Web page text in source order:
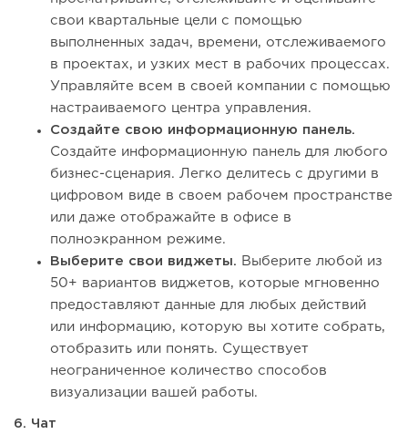
свои квартальные цели с помощью
выполненных задач, времени, отслеживаемого
в проектах, и узких мест в рабочих процессах.
Управляйте всем в своей компании с помощью
настраиваемого центра управления.
Создайте свою информационную панель.
Создайте информационную панель для любого
бизнес-сценария. Легко делитесь с другими в
цифровом виде в своем рабочем пространстве
или даже отображайте в офисе в
полноэкранном режиме.
Выберите свои виджеты. Выберите любой из
50+ вариантов виджетов, которые мгновенно
предоставляют данные для любых действий
или информацию, которую вы хотите собрать,
отобразить или понять. Существует
неограниченное количество способов
визуализации вашей работы.
6. Чат